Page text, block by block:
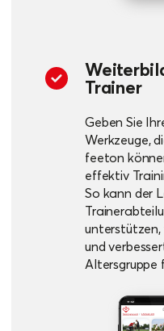
Trainer
Geben Sie
Werkzeuge,
feeton
effektiv
So kann der
und
Altersgruppe